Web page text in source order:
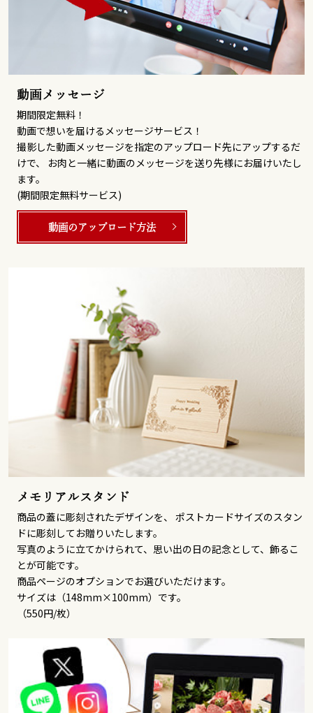
動画メッセージ
期間限定無料！
動画で想いを届けるメッセージサービス！
撮影した動画メッセージを指定のアップロード先にアップするだ
けで、 お肉と一緒に動画のメッセージを送り先様にお届けいたし
ます。
(期間限定無料サービス)
動画のアップロード方法
メモリアルスタンド
商品の蓋に彫刻されたデザインを、 ポストカードサイズのスタン
ドに彫刻してお贈りいたします。
写真のように立てかけられて、思い出の日の記念として、飾るこ
とが可能です。
商品ページのオプションでお選びいただけます。
サイズは（148mm×100mm）です。
（550円/枚）